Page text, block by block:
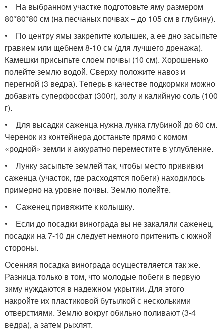
• На выбранном участке подготовьте яму размером
80*80*80 см (на песчаных почвах – до 105 см в глубину).
• По центру ямы закрепите колышек, а ее дно засыпьте
гравием или щебнем 8-10 см (для лучшего дренажа).
Камешки присыпьте слоем почвы (10 см). Хорошенько
полейте землю водой. Сверху положите навоз и
перегной (3 ведра). Теперь в качестве подкормки можно
добавить суперфосфат (300г), золу и калийную соль (100
г).
• Для высадки саженца нужна лунка глубиной до 60 см.
Черенок из контейнера достаньте прямо с комом
«родной» земли и аккуратно переместите в углубление.
• Лунку засыпьте землей так, чтобы место прививки
саженца (участок, где расходятся побеги) находилось
примерно на уровне почвы. Землю полейте.
• Саженец привяжите к колышку.
• Если до посадки винограда вы не закаляли саженец,
посадки на 7-10 дн следует немного притенить с южной
стороны.
Осенняя посадка винограда осуществляется так же.
Разница только в том, что молодые побеги в первую
зиму нуждаются в надежном укрытии. Для этого
накройте их пластиковой бутылкой с несколькими
отверстиями. Землю вокруг обильно поливают (3-4
ведра), а затем рыхлят.